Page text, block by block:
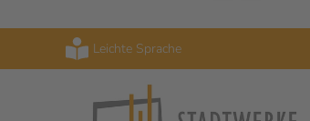
Leichte Sprache